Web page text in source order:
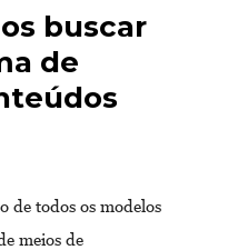
buscar
de
de todos os modelos
meios de